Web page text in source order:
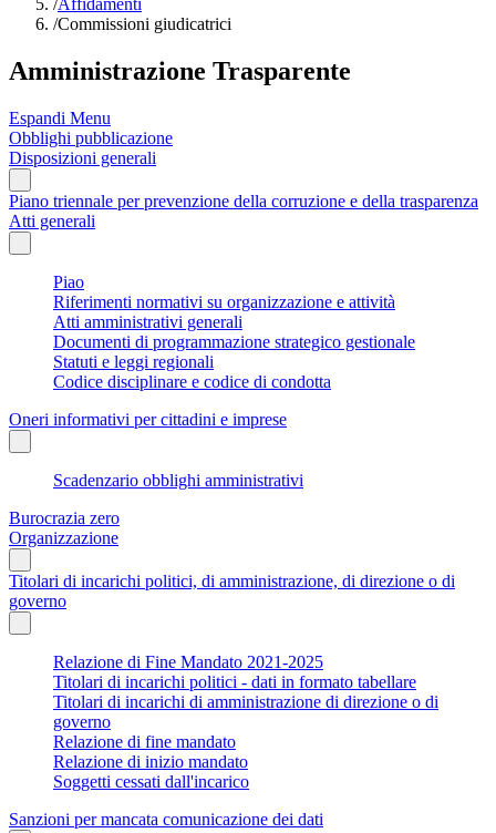
/Affidamenti
/Commissioni giudicatrici
Amministrazione Trasparente
Espandi Menu
Obblighi pubblicazione
Disposizioni generali
Piano triennale per prevenzione della corruzione e della trasparenza
Atti generali
Piao
Riferimenti normativi su organizzazione e attività
Atti amministrativi generali
Documenti di programmazione strategico gestionale
Statuti e leggi regionali
Codice disciplinare e codice di condotta
Oneri informativi per cittadini e imprese
Scadenzario obblighi amministrativi
Burocrazia zero
Organizzazione
Titolari di incarichi politici, di amministrazione, di direzione o di
governo
Relazione di Fine Mandato 2021-2025
Titolari di incarichi politici - dati in formato tabellare
Titolari di incarichi di amministrazione di direzione o di
governo
Relazione di fine mandato
Relazione di inizio mandato
Soggetti cessati dall'incarico
Sanzioni per mancata comunicazione dei dati